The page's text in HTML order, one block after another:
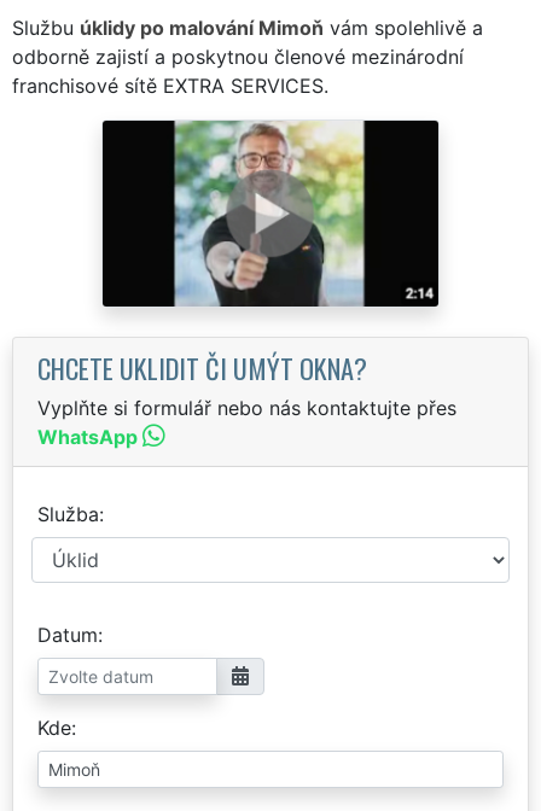
Službu úklidy po malování Mimoň vám spolehlivě a
odborně zajistí a poskytnou členové mezinárodní
franchisové sítě EXTRA SERVICES.
CHCETE UKLIDIT ČI UMÝT OKNA?
Vyplňte si formulář nebo nás kontaktujte přes
WhatsApp
Služba
Datum
Kde